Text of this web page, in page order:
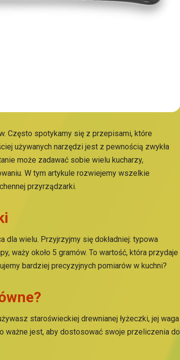
Często spotykamy się z przepisami, które
używanych narzędzi jest z pewnością zwykła
może zadawać sobie wielu kucharzy,
W tym artykule rozwiejemy wszelkie
przyrządzarki.
dla wielu. Przyjrzyjmy się dokładniej: typowa
waży około 5 gramów. To wartość, która przydaje
bardziej precyzyjnych pomiarów w kuchni?
staroświeckiej drewnianej łyżeczki, jej waga
ważne jest, aby dostosować swoje przeliczenia do